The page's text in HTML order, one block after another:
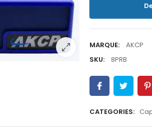
MARQUE:
AKCP
SKU:
8PRB
CATEGORIES: